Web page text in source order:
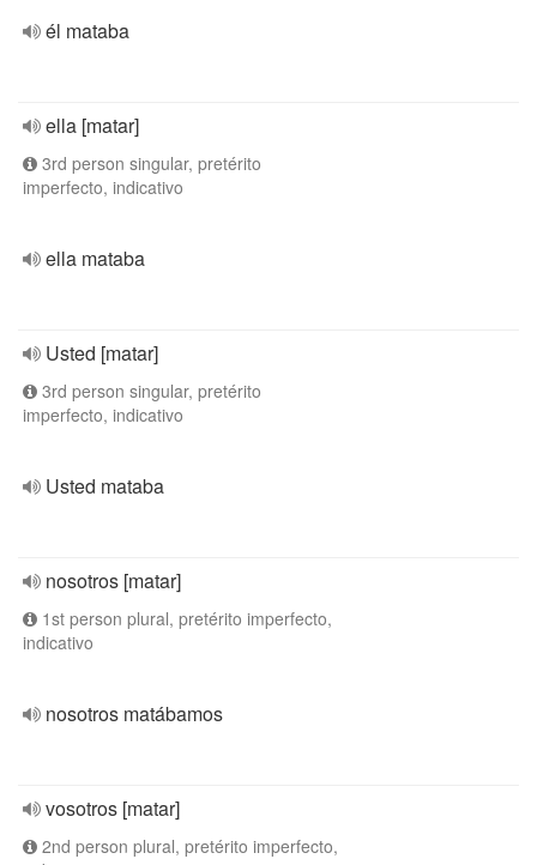
él mataba
ella [matar]
3rd person singular, pretérito
imperfecto, indicativo
ella mataba
Usted [matar]
3rd person singular, pretérito
imperfecto, indicativo
Usted mataba
nosotros [matar]
1st person plural, pretérito imperfecto,
indicativo
nosotros matábamos
vosotros [matar]
2nd person plural, pretérito imperfecto,